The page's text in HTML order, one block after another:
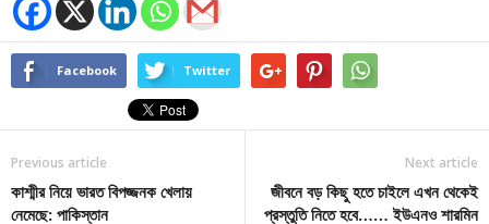
Facebook Twitter
Previous article
কাশ্মীর নিয়ে ভারত বিপজ্জনক খেলায়
নেমেছে: পাকিস্তান
Next article
জীবনে বড় কিছু হতে চাইলে এখন থেকেই
প্রস্তুতি নিতে হবে…… ইউএনও শারমিন